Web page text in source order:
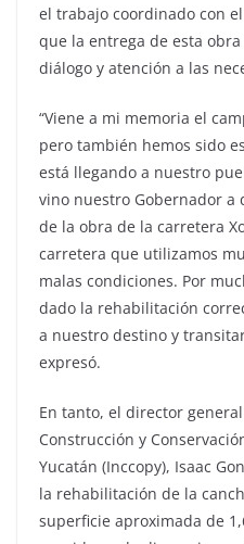
el trabajo coordinado con
que la entrega de esta
diálogo y atención a las
“Viene a mi memoria el
pero también hemos sido
está llegando a nuestro
vino nuestro Gobernador
de la obra de la carretera
carretera que utilizamos
malas condiciones. Por
dado la rehabilitación
a nuestro destino y
expresó.
En tanto, el director
Construcción y
Yucatán (Inccopy), Isaac
la rehabilitación de la
superficie aproximada de